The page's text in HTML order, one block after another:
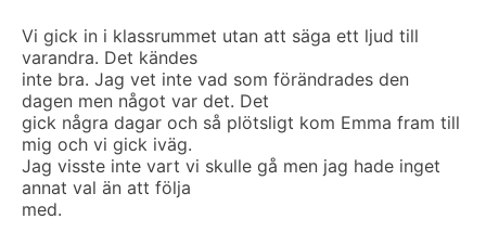
Vi gick in i klassrummet utan att säga ett ljud till
varandra. Det kändes
inte bra. Jag vet inte vad som förändrades den
dagen men något var det. Det
gick några dagar och så plötsligt kom Emma fram till
mig och vi gick iväg.
Jag visste inte vart vi skulle gå men jag hade inget
annat val än att följa
med.